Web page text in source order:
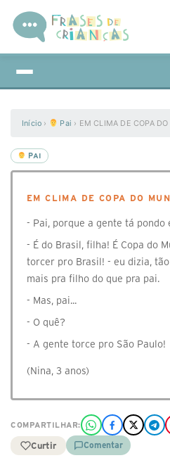
Início › Pai › EM CLIMA DE COPA
PAI
EM CLIMA DE COPA DO
- Pai, porque a gente tá pondo
- É do Brasil, filha! É Copa do
torcer pro Brasil! - eu dizia,
mais pra filho do que pra pai.
- Mas, pai...
- O quê?
- A gente torce pro São Paulo!
(Nina, 3 anos)
COMPARTILHAR:
Curtir Comentar